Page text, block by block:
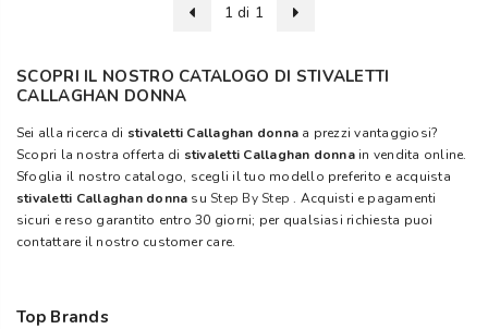
1 di 1
SCOPRI IL NOSTRO CATALOGO DI STIVALETTI
CALLAGHAN DONNA
Sei alla ricerca di stivaletti Callaghan donna a prezzi vantaggiosi?
Scopri la nostra offerta di stivaletti Callaghan donna in vendita online.
Sfoglia il nostro catalogo, scegli il tuo modello preferito e acquista
stivaletti Callaghan donna suStep By Step . Acquisti e pagamenti
sicuri e reso garantito entro 30 giorni; per qualsiasi richiesta puoi
contattare il nostro customer care.
Top Brands